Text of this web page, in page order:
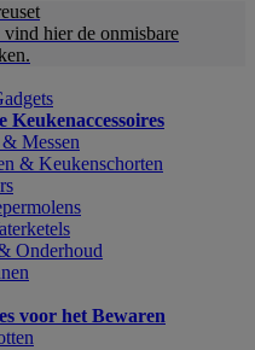
hier de onmisbare
Keukenaccessoires
Messen
& Keukenschorten
Onderhoud
voor het Bewaren